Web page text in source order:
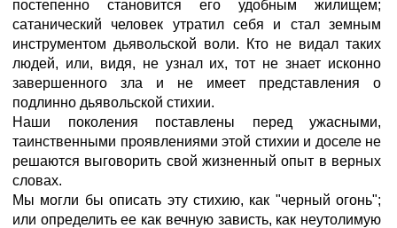
постепенно становится его удобным жилищем;
сатанический человек утратил себя и стал земным
инструментом дьявольской воли. Кто не видал таких
людей, или, видя, не узнал их, тот не знает исконно
завершенного зла и не имеет представления о
подлинно дьявольской стихии.
Наши поколения поставлены перед ужасными,
таинственными проявлениями этой стихии и доселе не
решаются выговорить свой жизненный опыт в верных
словах.
Мы могли бы описать эту стихию, как "черный огонь";
или определить ее как вечную зависть, как неутолимую